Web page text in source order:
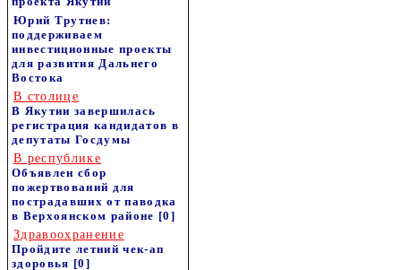
Юрий Трутнев:
поддерживаем
инвестиционные проекты
для развития Дальнего
Востока
В столице
В Якутии завершилась
регистрация кандидатов в
депутаты Госдумы
В республике
Объявлен сбор
пожертвований для
пострадавших от паводка
в Верхоянском районе [0]
Здравоохранение
Пройдите летний чек-ап
здоровья [0]